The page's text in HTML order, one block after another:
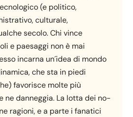
(e politico,
culturale,
secolo. Chi vince
e paesaggi non è mai
incarna un´idea di mondo
che sta in piedi
favorisce molte più
ne danneggia. La lotta dei no-
ragioni, e a parte i fanatici